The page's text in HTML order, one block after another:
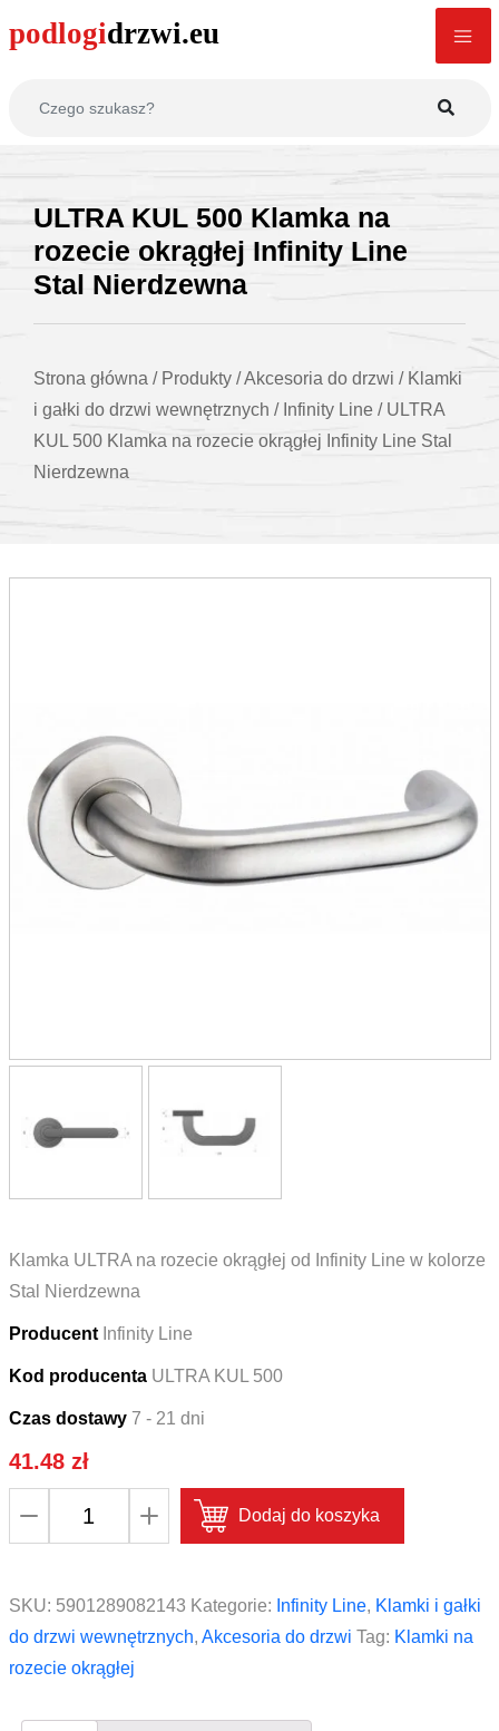
ULTRA KUL 500 Klamka na
rozecie okrągłej Infinity Line
Stal Nierdzewna
Strona główna / Produkty /Akcesoria do drzwi / Klamki
i gałki do drzwi wewnętrznych / Infinity Line / ULTRA
KUL 500 Klamka na rozecie okrągłej Infinity Line Stal
Nierdzewna
Klamka ULTRA na rozecie okrągłej od Infinity Line w kolorze
Stal Nierdzewna
Producent Infinity Line
Kod producenta ULTRA KUL 500
Czas dostawy 7 - 21 dni
41.48 zł
500
Klamka
okrągłej
Dodaj do koszyka
SKU: 5901289082143 Kategorie: Infinity Line, Klamki i gałki
do drzwi wewnętrznych, Akcesoria do drzwi Tag: Klamki na
rozecie okrągłej